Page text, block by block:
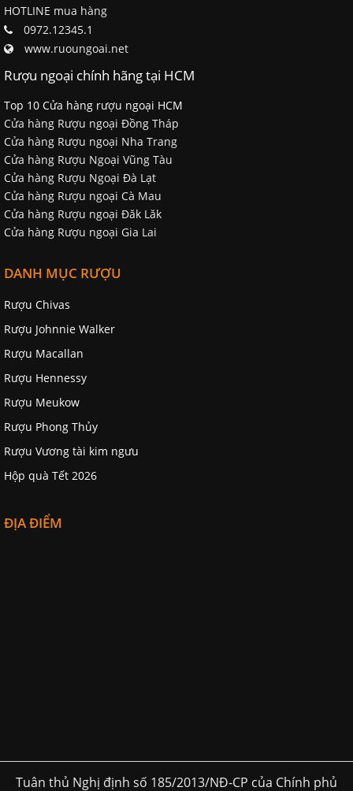
HOTLINE mua hàng
0972.12345.1
www.ruoungoai.net
Rượu ngoại chính hãng tại HCM
Top 10 Cửa hàng rượu ngoại HCM
Cửa hàng Rượu ngoại Đồng Tháp
Cửa hàng Rượu ngoại Nha Trang
Cửa hàng Rượu Ngoại Vũng Tàu
Cửa hàng Rượu Ngoại Đà Lạt
Cửa hàng Rượu ngoại Cà Mau
Cửa hàng Rượu ngoại Đăk Lăk
Cửa hàng Rượu ngoại Gia Lai
DANH MỤC RƯỢU
Rượu Chivas
Rượu Johnnie Walker
Rượu Macallan
Rượu Hennessy
Rượu Meukow
Rượu Phong Thủy
Rượu Vương tài kim ngưu
Hộp quà Tết 2026
ĐỊA ĐIỂM
Tuân thủ Nghị định số 185/2013/NĐ-CP của Chính phủ